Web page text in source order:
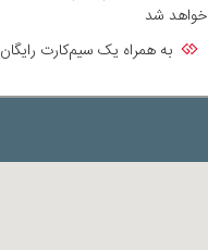
خواهد شد
به همراه یک سیم‌کارت